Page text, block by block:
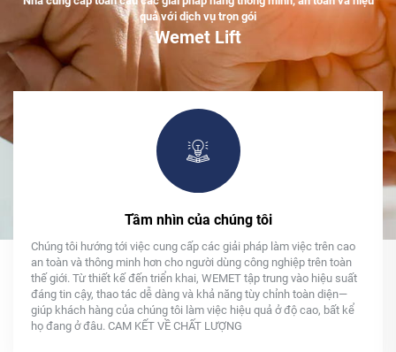
quả với dịch vụ trọn gói
Wemet Lift
Tầm nhìn của chúng tôi
Chúng tôi hướng tới việc cung cấp các giải pháp làm việc trên cao
an toàn và thông minh hơn cho người dùng công nghiệp trên toàn
thế giới. Từ thiết kế đến triển khai, WEMET tập trung vào hiệu suất
đáng tin cậy, thao tác dễ dàng và khả năng tùy chỉnh toàn diện—
giúp khách hàng của chúng tôi làm việc hiệu quả ở độ cao, bất kể
họ đang ở đâu. CAM KẾT VỀ CHẤT LƯỢNG